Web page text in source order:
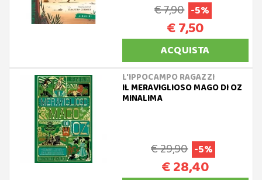
€ 7,90 -5%
€ 7,50
ACQUISTA
L'IPPOCAMPO RAGAZZI
IL MERAVIGLIOSO MAGO DI OZ
MINALIMA
€ 29,90 -5%
€ 28,40